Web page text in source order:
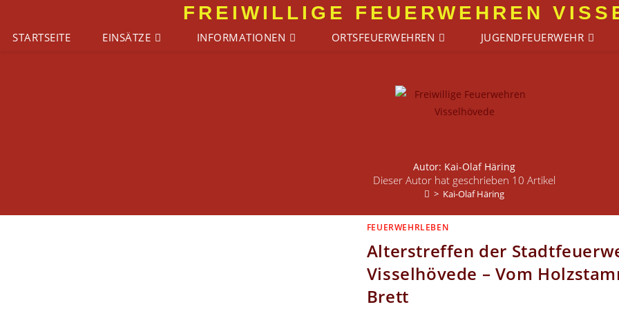
springen
FREIWILLIGE FEUERWEHREN
STARTSEITE EINSÄTZE INFORMATIONEN ORTSFEUERWEHREN JUGENDFEUERWEHR
Autor: Kai-Olaf Häring
Dieser Autor hat geschrieben 10 Artikel
> Kai-Olaf Häring
FEUERWEHRLEBEN
Alterstreffen der
Visselhövede – Vom
Brett